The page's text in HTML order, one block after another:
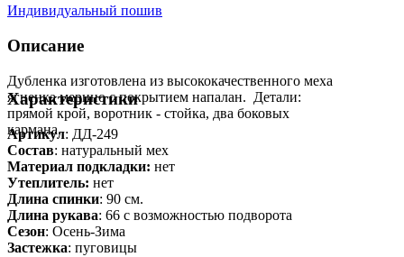
Индивидуальный пошив
Описание
Дубленка изготовлена из высококачественного меха
ягненка мерино с покрытием напалан. Детали:
прямой крой, воротник - стойка, два боковых
кармана.
Характеристики
Артикул: ДД-249
Состав: натуральный мех
Материал подкладки: нет
Утеплитель: нет
Длина спинки: 90 см.
Длина рукава: 66 с возможностью подворота
Сезон: Осень-Зима
Застежка: пуговицы